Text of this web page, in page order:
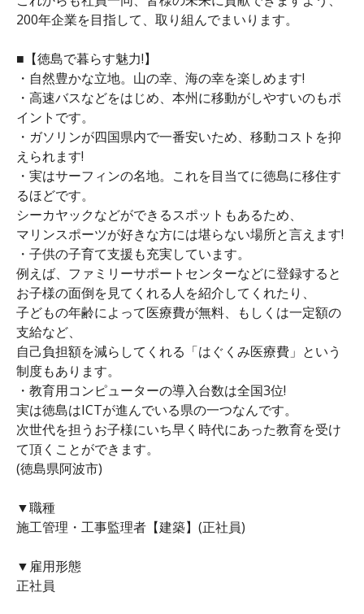
200年企業を目指して、取り組んでまいります。
■【徳島で暮らす魅力!】
・自然豊かな立地。山の幸、海の幸を楽しめます!
・高速バスなどをはじめ、本州に移動がしやすいのもポ
イントです。
・ガソリンが四国県内で一番安いため、移動コストを抑
えられます!
・実はサーフィンの名地。これを目当てに徳島に移住す
るほどです。
シーカヤックなどができるスポットもあるため、
マリンスポーツが好きな方には堪らない場所と言えます!
・子供の子育て支援も充実しています。
例えば、ファミリーサポートセンターなどに登録すると
お子様の面倒を見てくれる人を紹介してくれたり、
子どもの年齢によって医療費が無料、もしくは一定額の
支給など、
自己負担額を減らしてくれる「はぐくみ医療費」という
制度もあります。
・教育用コンピューターの導入台数は全国3位!
実は徳島はICTが進んでいる県の一つなんです。
次世代を担うお子様にいち早く時代にあった教育を受け
て頂くことができます。
(徳島県阿波市)
▼職種
施工管理・工事監理者【建築】(正社員)
▼雇用形態
正社員